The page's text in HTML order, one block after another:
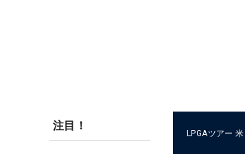
注目！
LPGAツアー